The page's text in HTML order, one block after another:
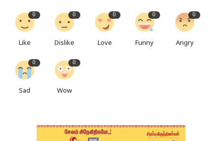
0
Like
0
Dislike
0
Love
0
Funny
0
Angry
0
Sad
0
Wow